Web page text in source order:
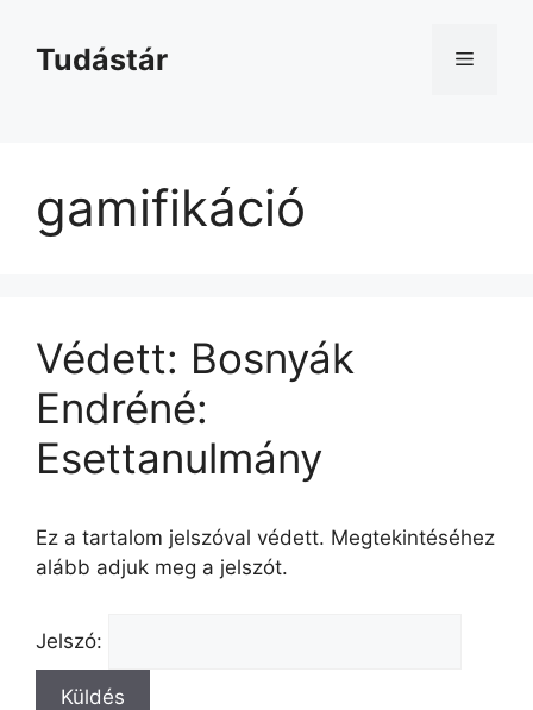
tartalomba
Tudástár Menü
gamifikáció
Védett: Bosnyák
Endréné:
Esettanulmány
Ez a tartalom jelszóval védett. Megtekintéséhez
alább adjuk meg a jelszót.
Jelszó: